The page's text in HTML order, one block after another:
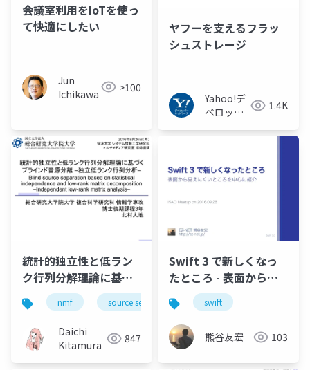
会議室利用をIoTを使っ
て快適にしたい
Jun
Ichikawa
>100
ヤフーを支えるフラッ
シュストレージ
Yahoo!デ
ベロッパ
1.4K
統計的独立性と低ラン
ク行列分解理論に基づ
くブラインド音源分離
–独立低ランク行列分
析– Blind source
separation based on
statistical
nmf source separation music
Daichi
Kitamura
847
Swift 3 で新しくなっ
たところ - 表面から見
えにくいところを中心
に紹介 #ISAOcorp
swift
熊谷友宏 103